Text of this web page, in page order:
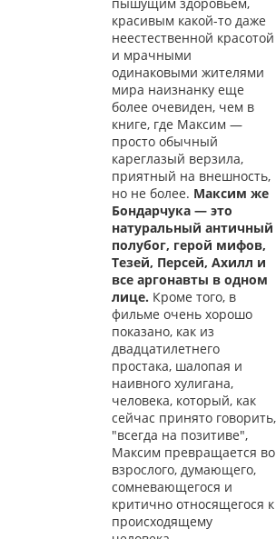
красивым какой-то даже
неестественной красотой
и мрачными
одинаковыми жителями
мира наизнанку еще
более очевиден, чем в
книге, где Максим —
просто обычный
кареглазый верзила,
приятный на внешность,
но не более. Максим же
Бондарчука — это
натуральный античный
полубог, герой мифов,
Тезей, Персей, Ахилл и
все аргонавты в одном
лице. Кроме того, в
фильме очень хорошо
показано, как из
двадцатилетнего
простака, шалопая и
наивного хулигана,
человека, который, как
сейчас принято говорить,
"всегда на позитиве",
Максим превращается во
взрослого, думающего,
сомневающегося и
критично относящегося к
происходящему